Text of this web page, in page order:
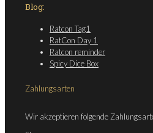
Blog:
Ratcon Tag1
RatCon Day 1
Ratcon reminder
Spicy Dice Box
Zahlungsarten
Wir akzeptieren folgende